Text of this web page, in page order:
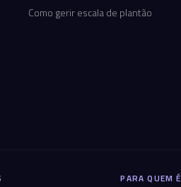
Como gerir escala de plantão
PARA QUEM É